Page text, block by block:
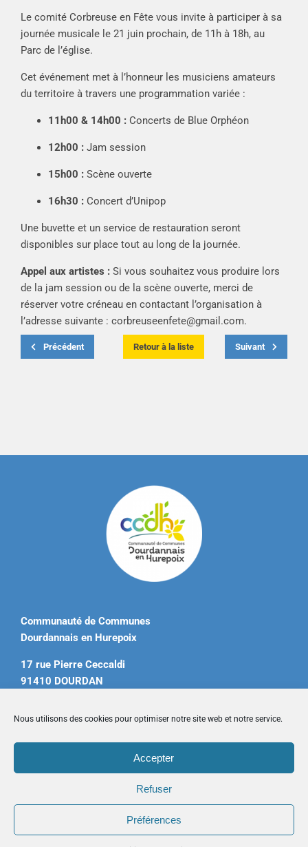
Nous utilisons des cookies pour optimiser notre site web et notre service.
Accepter
Refuser
Préférences
Le comité Corbreuse en Fête vous invite à participer à sa
journée musicale le 21 juin prochain, de 11h à 18h, au
Parc de l’église.
Cet événement met à l’honneur les musiciens amateurs
du territoire à travers une programmation variée :
11h00 & 14h00 : Concerts de Blue Orphéon
12h00 : Jam session
15h00 : Scène ouverte
16h30 : Concert d’Unipop
Une buvette et un service de restauration seront
disponibles sur place tout au long de la journée.
Appel aux artistes : Si vous souhaitez vous produire lors
de la jam session ou de la scène ouverte, merci de
réserver votre créneau en contactant l’organisation à
l’adresse suivante : corbreuseenfete@gmail.com.
Précédent Retour à la liste Suivant
Communauté de Communes
Dourdannais en Hurepoix
17 rue Pierre Ceccaldi
91410 DOURDAN
contact@ccdourdannais.com
Accueil|Plan du site|Mentions légales|Contactez-nous
Copyright © 2026 CCDH. Tous droits réservés.